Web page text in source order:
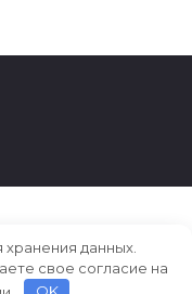
хранения данных.
свое согласие на